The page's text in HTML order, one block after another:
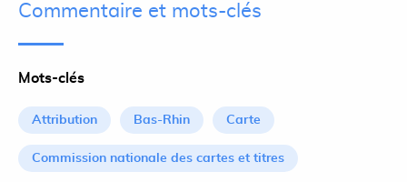
Commentaire et mots-clés
Mots-clés
Attribution Bas-Rhin Carte
Commission nationale des cartes et titres